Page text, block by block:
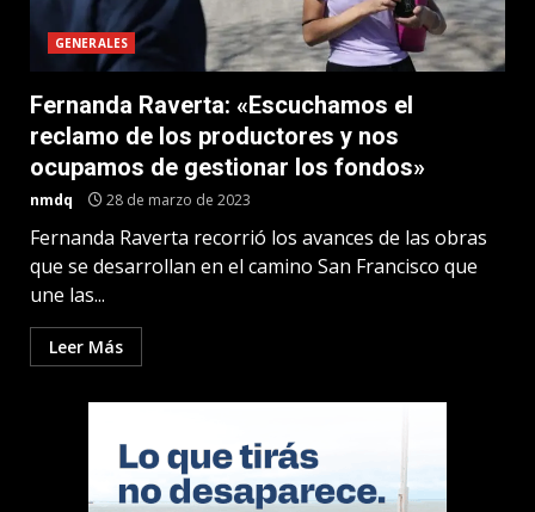
GENERALES
Fernanda Raverta: «Escuchamos el
reclamo de los productores y nos
ocupamos de gestionar los fondos»
nmdq 28 de marzo de 2023
Fernanda Raverta recorrió los avances de las obras
que se desarrollan en el camino San Francisco que
une las...
Leer Más